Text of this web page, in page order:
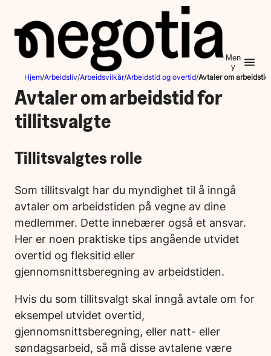
innhold
Men
y
Hjem/Arbeidsliv/Arbeidsvilkår/Arbeidstid og overtid/Avtaler om
Avtaler om arbeidstid for
tillitsvalgte
Tillitsvalgtes rolle
Som tillitsvalgt har du myndighet til å inngå
avtaler om arbeidstiden på vegne av dine
medlemmer. Dette innebærer også et ansvar.
Her er noen praktiske tips angående utvidet
overtid og fleksitid eller
gjennomsnittsberegning av arbeidstiden.
Hvis du som tillitsvalgt skal inngå avtale om for
eksempel utvidet overtid,
gjennomsnittsberegning, eller natt- eller
søndagsarbeid, så må disse avtalene være